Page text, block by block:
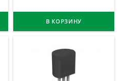
В КОРЗИНУ